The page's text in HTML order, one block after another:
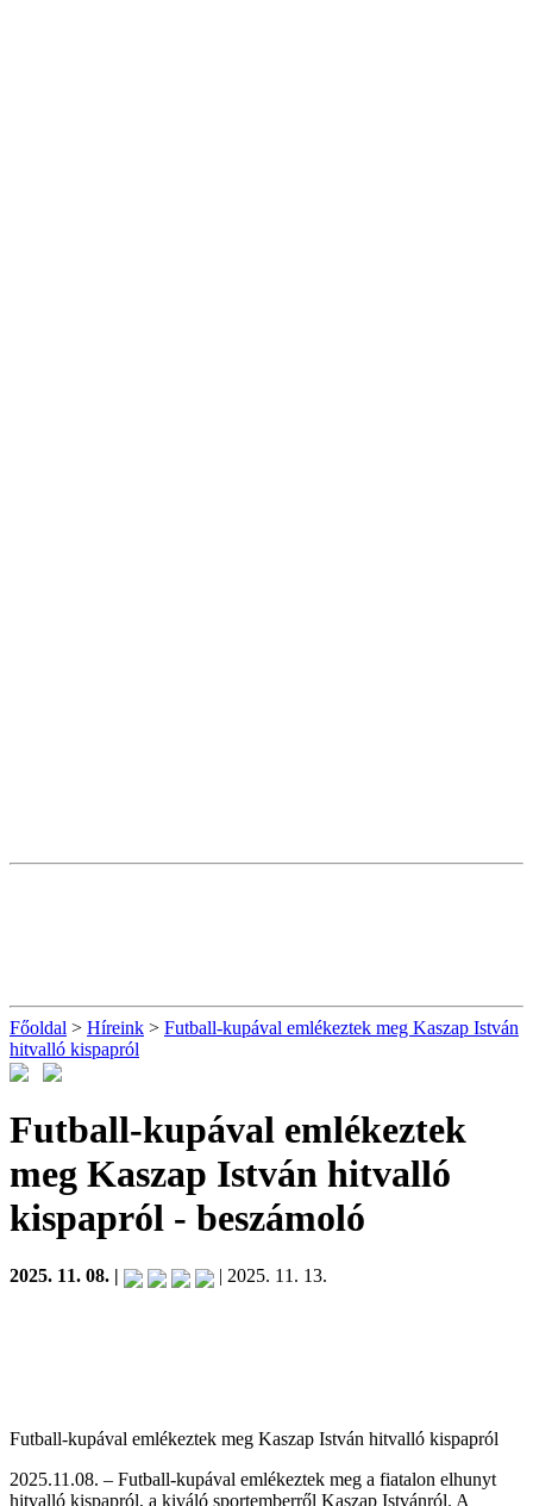
Főoldal > Híreink > Futball-kupával emlékeztek meg Kaszap István
hitvalló kispapról
Futball-kupával emlékeztek
meg Kaszap István hitvalló
kispapról - beszámoló
2025. 11. 08. | | 2025. 11. 13.
Futball-kupával emlékeztek meg Kaszap István hitvalló kispapról
2025.11.08. – Futball-kupával emlékeztek meg a fiatalon elhunyt
hitvalló kispapról, a kiváló sportemberről Kaszap Istvánról. A